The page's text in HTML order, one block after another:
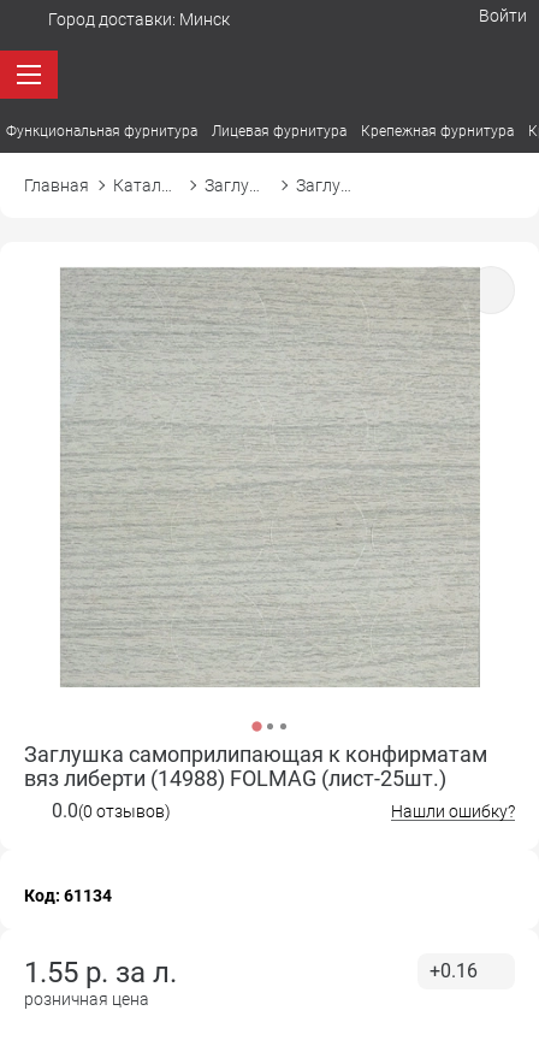
Город доставки: Минск Войти
Функциональная фурнитура Лицевая фурнитура Крепежная фурнитура
Главная
Заглушка самоприлипающая к конфирматам
вяз либерти (14988) FOLMAG (лист-25шт.)
0.0(0 отзывов) Нашли ошибку?
Код: 61134
1.55 р. за л.
розничная цена
+0.16